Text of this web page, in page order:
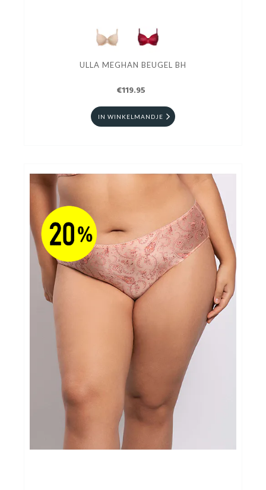
ULLA MEGHAN BEUGEL BH
€119.95
IN WINKELMANDJE